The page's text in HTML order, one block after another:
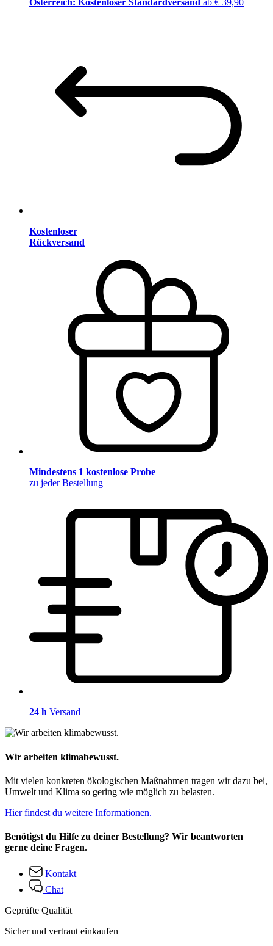
Österreich: Kostenloser Standardversand ab € 39,90
Kostenloser
Rückversand
Mindestens 1 kostenlose Probe
zu jeder Bestellung
24 h Versand
Wir arbeiten klimabewusst.
Mit vielen konkreten ökologischen Maßnahmen tragen wir dazu bei,
Umwelt und Klima so gering wie möglich zu belasten.
Hier findest du weitere Informationen.
Benötigst du Hilfe zu deiner Bestellung? Wir beantworten
gerne deine Fragen.
Kontakt
Chat
Geprüfte Qualität
Sicher und vertraut einkaufen